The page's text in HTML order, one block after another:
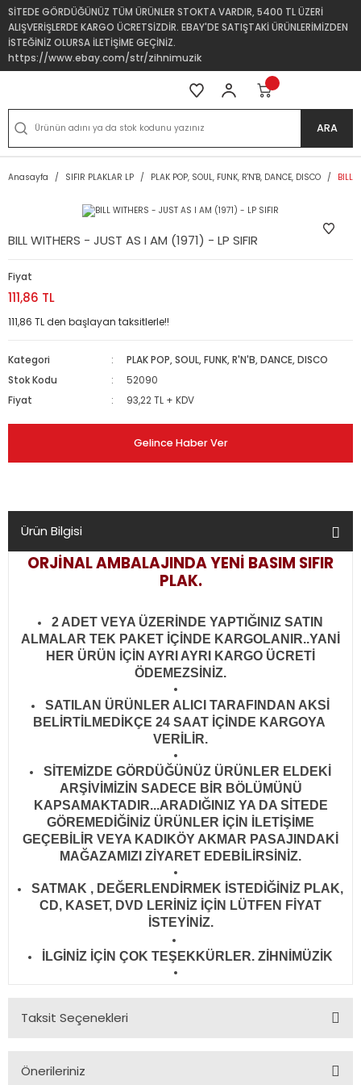
SİTEDE GÖRDÜĞÜNÜZ TÜM ÜRÜNLER STOKTA VARDIR, 5400 TL ÜZERİ
ALIŞVERİŞLERDE KARGO ÜCRETSİZDİR. EBAY'DE SATIŞTAKİ ÜRÜNLERİMİZDEN
İSTEĞİNİZ OLURSA İLETİŞİME GEÇİNİZ.
https://www.ebay.com/str/zihnimuzik
ARA
Anasayfa SIFIR PLAKLAR LP PLAK POP, SOUL, FUNK, R'N'B, DANCE, DISCO BILL
BILL WITHERS - JUST AS I AM (1971) - LP SIFIR
Fiyat
111,86 TL
111,86 TL den başlayan taksitlerle!!
Kategori
PLAK POP, SOUL, FUNK, R'N'B, DANCE, DISCO
Stok Kodu
52090
Fiyat
93,22 TL + KDV
Gelince Haber Ver
Ürün Bilgisi
ORJİNAL AMBALAJINDA YENİ BASIM SIFIR
PLAK.
2 ADET VEYA ÜZERİNDE YAPTIĞINIZ SATIN
ALMALAR TEK PAKET İÇİNDE KARGOLANIR..YANİ
HER ÜRÜN İÇİN AYRI AYRI KARGO ÜCRETİ
ÖDEMEZSİNİZ.
SATILAN ÜRÜNLER ALICI TARAFINDAN AKSİ
BELİRTİLMEDİKÇE 24 SAAT İÇİNDE KARGOYA
VERİLİR.
SİTEMİZDE GÖRDÜĞÜNÜZ ÜRÜNLER ELDEKİ
ARŞİVİMİZİN SADECE BİR BÖLÜMÜNÜ
KAPSAMAKTADIR...ARADIĞINIZ YA DA SİTEDE
GÖREMEDİĞİNİZ ÜRÜNLER İÇİN İLETİŞİME
GEÇEBİLİR VEYA KADIKÖY AKMAR PASAJINDAKİ
MAĞAZAMIZI ZİYARET EDEBİLİRSİNİZ.
SATMAK , DEĞERLENDİRMEK İSTEDİĞİNİZ PLAK,
CD, KASET, DVD LERİNİZ İÇİN LÜTFEN FİYAT
İSTEYİNİZ.
İLGİNİZ İÇİN ÇOK TEŞEKKÜRLER. ZİHNİMÜZİK
Taksit Seçenekleri
Önerileriniz